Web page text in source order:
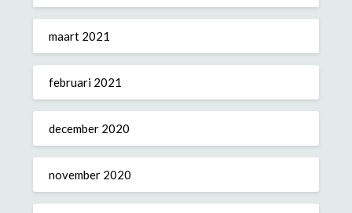
maart 2021
februari 2021
december 2020
november 2020